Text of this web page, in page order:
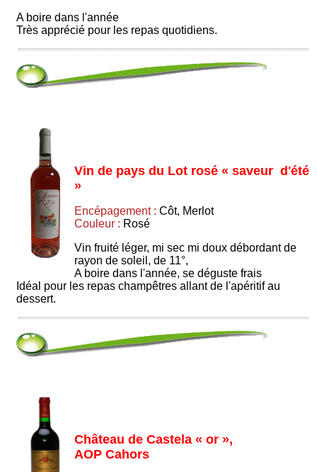
A boire dans l'année
Très apprécié pour les repas quotidiens.
Vin de pays du Lot rosé « saveur d'été
»
Encépagement : Côt, Merlot
Couleur : Rosé
Vin fruité léger, mi sec mi doux débordant de
rayon de soleil, de 11°,
A boire dans l'année, se déguste frais
Idéal pour les repas champêtres allant de l'apéritif au
dessert.
Château de Castela « or »,
AOP Cahors